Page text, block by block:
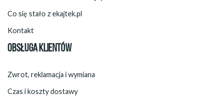
Co się stało z ekajtek.pl
Kontakt
OBSŁUGA KLIENTÓW
Zwrot, reklamacja i wymiana
Czas i koszty dostawy